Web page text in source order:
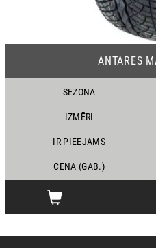
ANTARES
SEZONA
IZMĒRI
IR PIEEJAMS
CENA (GAB.)